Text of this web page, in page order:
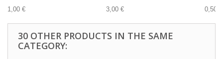
1,00 €
3,00 €
0,50 €
30 OTHER PRODUCTS IN THE SAME
CATEGORY: